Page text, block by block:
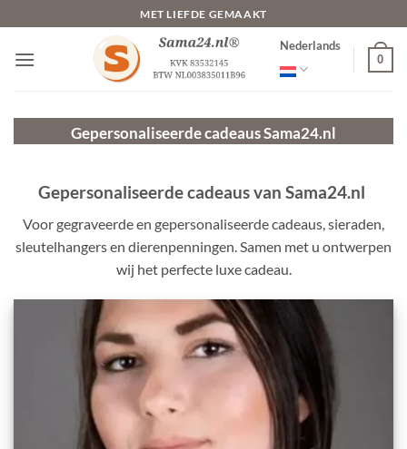
naar
inhoud
MET LIEFDE GEMAAKT
Nederlands
0
Gepersonaliseerde cadeausSama24.nl
Gepersonaliseerde cadeaus van Sama24.nl
Voor gegraveerde en gepersonaliseerde cadeaus, sieraden,
sleutelhangers en dierenpenningen. Samen met u ontwerpen
wij het perfecte luxe cadeau.